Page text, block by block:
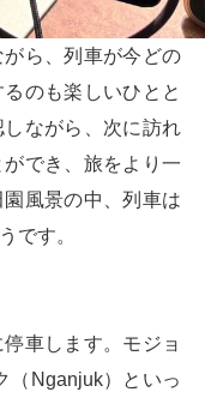
ら、列車が今どの
のも楽しいひとと
ながら、次に訪れ
でき、旅をより一
風景の中、列車は
です。
車します。モジョ
（Nganjuk）といっ